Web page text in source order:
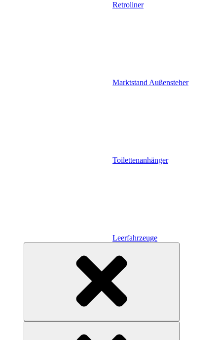
Retroliner
Marktstand Außensteher
Toilettenanhänger
Leerfahrzeuge